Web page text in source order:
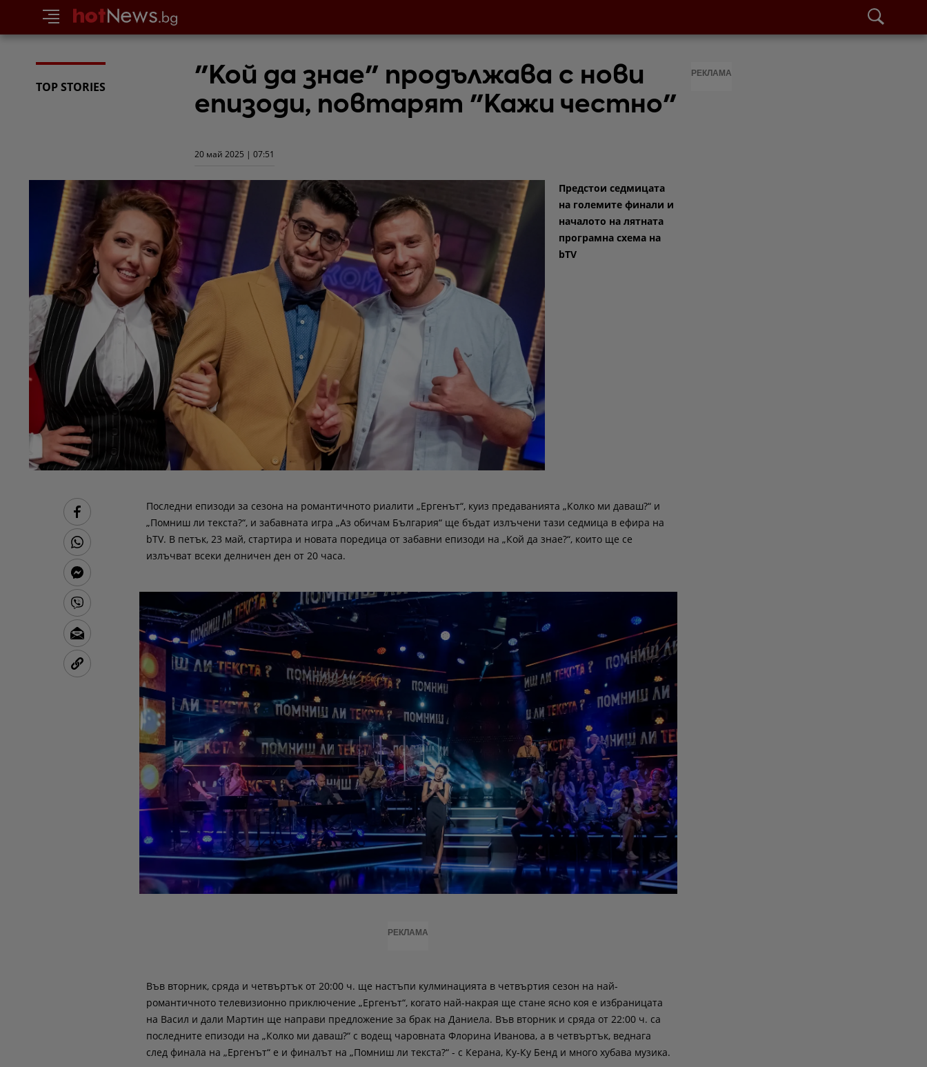
TOP STORIES
"Кой да знае" продължава с нови
епизоди, повтарят "Кажи честно"
20 май 2025 | 07:51
Предстои седмицата
на големите финали и
началото на лятната
програмна схема на
bTV
Последни епизоди за сезона на романтичното риалити „Ергенът“, куиз предаванията „Колко ми даваш?“ и
„Помниш ли текста?“, и забавната игра „Аз обичам България“ ще бъдат излъчени тази седмица в ефира на
bTV. В петък, 23 май, стартира и новата поредица от забавни епизоди на „Кой да знае?“, които ще се
излъчват всеки делничен ден от 20 часа.
РЕКЛАМА
Във вторник, сряда и четвъртък от 20:00 ч. ще настъпи кулминацията в четвъртия сезон на най-
романтичното телевизионно приключение „Ергенът“, когато най-накрая ще стане ясно коя е избраницата
на Васил и дали Мартин ще направи предложение за брак на Даниела. Във вторник и сряда от 22:00 ч. са
последните епизоди на „Колко ми даваш?“ с водещ чаровната Флорина Иванова, а в четвъртък, веднага
след финала на „Ергенът“ е и финалът на „Помниш ли текста?“ - с Керана, Ку-Ку Бенд и много хубава музика.
РЕКЛАМА